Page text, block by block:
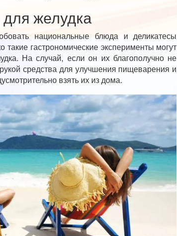
для желудка
национальные блюда и деликатесы
гастрономические эксперименты могут
На случай, если он их благополучно не
средства для улучшения пищеварения и
взять их из дома.